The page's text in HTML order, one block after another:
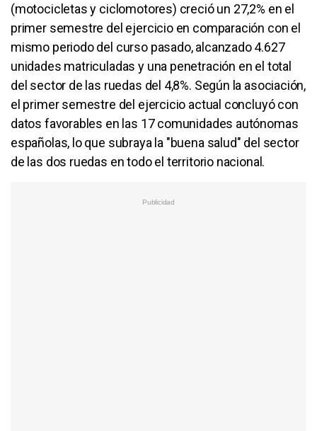
(motocicletas y ciclomotores) creció un 27,2% en el
primer semestre del ejercicio en comparación con el
mismo periodo del curso pasado, alcanzado 4.627
unidades matriculadas y una penetración en el total
del sector de las ruedas del 4,8%. Según la asociación,
el primer semestre del ejercicio actual concluyó con
datos favorables en las 17 comunidades autónomas
españolas, lo que subraya la "buena salud" del sector
de las dos ruedas en todo el territorio nacional.